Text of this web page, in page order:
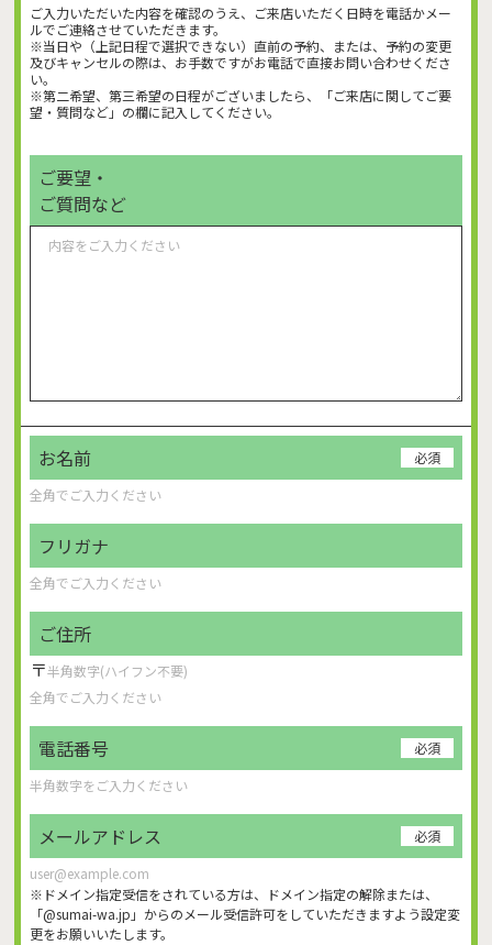
ご入力いただいた内容を確認のうえ、ご来店いただく日時を電話かメー
ルでご連絡させていただきます。
※当日や（上記日程で選択できない）直前の予約、または、予約の変更
及びキャンセルの際は、お手数ですがお電話で直接お問い合わせくださ
い。
※第二希望、第三希望の日程がございましたら、「ご来店に関してご要
望・質問など」の欄に記入してください。
ご要望・
ご質問など
お名前 必須
フリガナ
ご住所
〒
電話番号 必須
メールアドレス 必須
※ドメイン指定受信をされている方は、ドメイン指定の解除または、
「@sumai-wa.jp」からのメール受信許可をしていただきますよう設定変
更をお願いいたします。